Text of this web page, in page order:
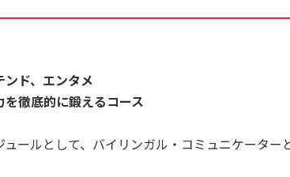
ンド、エンタメ
徹底的に鍛えるコース
ールとして、バイリンガル・コミュニケータ